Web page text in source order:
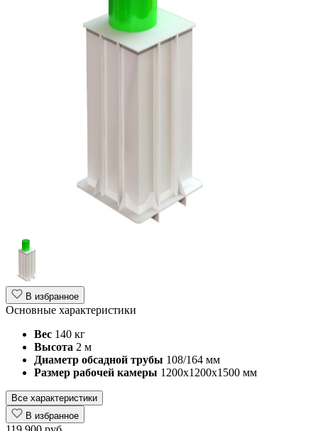
В избранное
Основные характеристики
Вес 140 кг
Высота 2 м
Диаметр обсадной трубы 108/164 мм
Размер рабочей камеры 1200х1200х1500 мм
Все характеристики
В избранное